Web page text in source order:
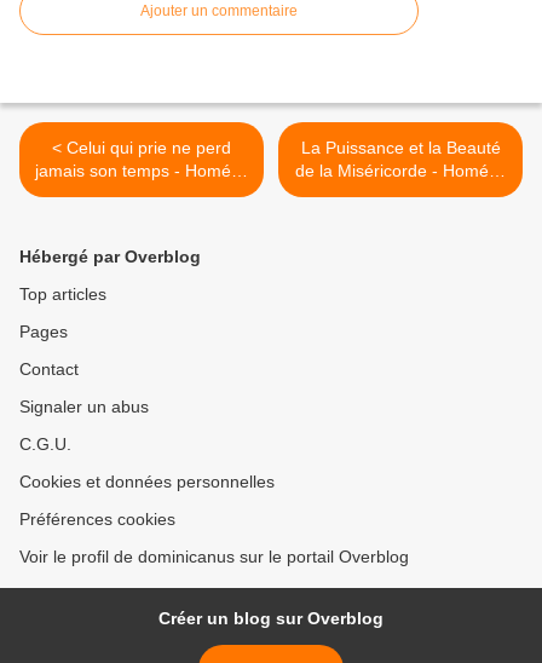
Ajouter un commentaire
< Celui qui prie ne perd
jamais son temps - Homélie
10° dimanche du Temps
La Puissance et la Beauté
de la Miséricorde - Homélie
11° dimanche du Temps
Hébergé par Overblog
Top articles
Pages
Contact
Signaler un abus
C.G.U.
Cookies et données personnelles
Préférences cookies
Voir le profil de dominicanus sur le portail Overblog
Créer un blog sur Overblog